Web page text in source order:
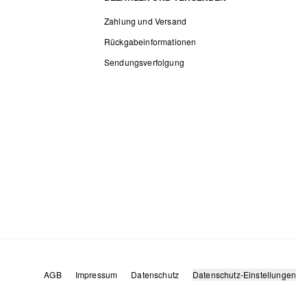
Zahlung und Versand
Rückgabeinformationen
Sendungsverfolgung
AGB Impressum Datenschutz Datenschutz-Einstellungen